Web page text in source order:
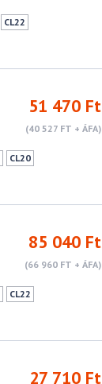
CL22
51 470 Ft
(40 527 FT + ÁFA)
CL20
85 040 Ft
(66 960 FT + ÁFA)
CL22
27 710 Ft